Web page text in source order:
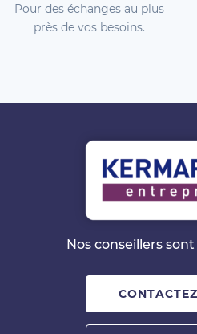
Pour des échanges au plus
près de vos besoins.
Nos conseillers